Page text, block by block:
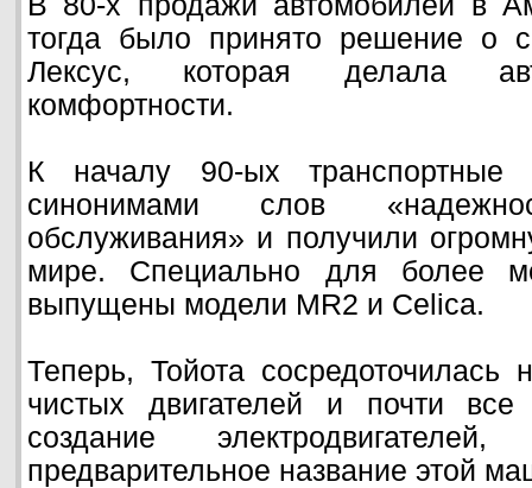
тогда было принято решение о
Лексус, которая делала
комфортности.
К началу 90-ых транспортные
синонимами слов
обслуживания» и получили
мире. Специально для более
выпущены модели MR2 и Celica.
Теперь, Тойота сосредоточилась
чистых двигателей и почти
создание
предварительное название этой